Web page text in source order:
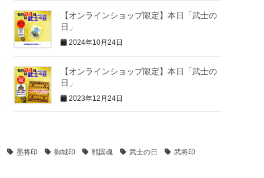
【オンラインショップ限定】本日「武士の
日」
2024年10月24日
【オンラインショップ限定】本日「武士の
日」
2023年12月24日
墨将印 御城印 戦国魂 武士の日 武将印